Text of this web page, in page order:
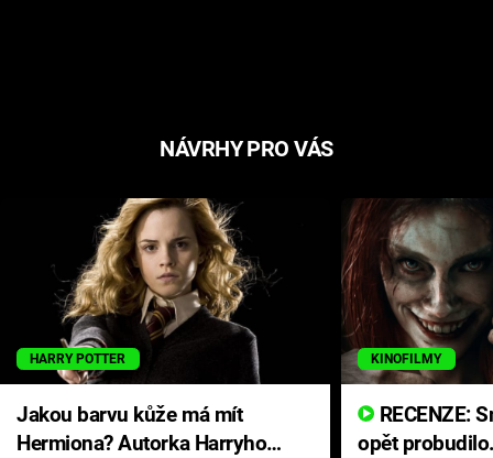
NÁVRHY PRO VÁS
HARRY POTTER
Jakou barvu kůže má mít
Hermiona? Autorka Harryho
KINOFILMY
opět